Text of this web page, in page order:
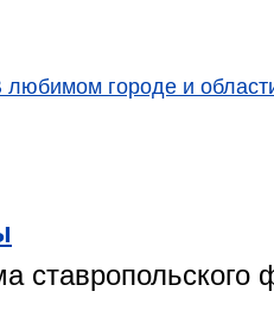
любимом городе и
ставропольского